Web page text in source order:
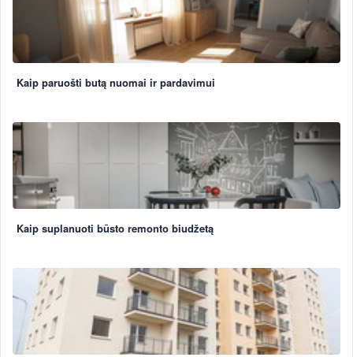
Kaip paruošti butą nuomai ir pardavimui
Kaip suplanuoti būsto remonto biudžetą